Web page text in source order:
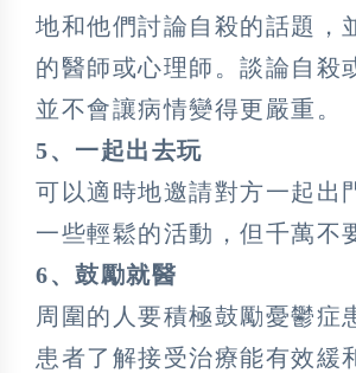
地和他們討論自殺的話題，
的醫師或心理師。談論自殺
並不會讓病情變得更嚴重。
5、一起出去玩
可以適時地邀請對方一起出
一些輕鬆的活動，但千萬不
6、鼓勵就醫
周圍的人要積極鼓勵憂鬱症
患者了解接受治療能有效緩